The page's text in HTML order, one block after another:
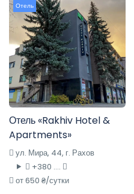
Отель
Отель «Rakhiv Hotel &
Apartments»
ул. Мира, 44, г. Рахов
+380 ....
от 650 ₴/сутки